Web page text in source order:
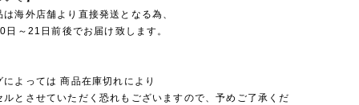
海外店舗より直接発送となる為、
日～21日前後でお届け致します。
によっては 商品在庫切れにより
ルとさせていただく恐れもございますので、予めご了承くだ